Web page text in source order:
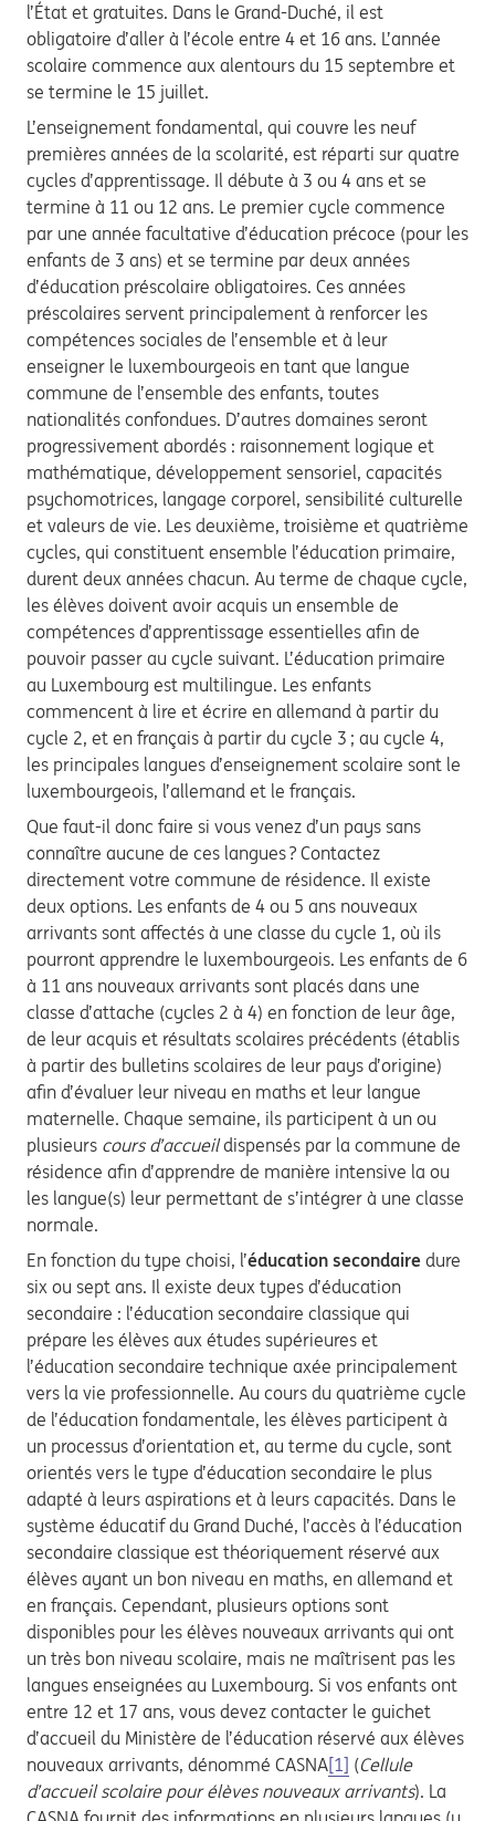
l’État et gratuites. Dans le Grand-Duché, il est
obligatoire d’aller à l’école entre 4 et 16 ans. L’année
scolaire commence aux alentours du 15 septembre et
se termine le 15 juillet.
L’enseignement fondamental, qui couvre les neuf
premières années de la scolarité, est réparti sur quatre
cycles d’apprentissage. Il débute à 3 ou 4 ans et se
termine à 11 ou 12 ans. Le premier cycle commence
par une année facultative d’éducation précoce (pour les
enfants de 3 ans) et se termine par deux années
d’éducation préscolaire obligatoires. Ces années
préscolaires servent principalement à renforcer les
compétences sociales de l’ensemble et à leur
enseigner le luxembourgeois en tant que langue
commune de l’ensemble des enfants, toutes
nationalités confondues. D’autres domaines seront
progressivement abordés : raisonnement logique et
mathématique, développement sensoriel, capacités
psychomotrices, langage corporel, sensibilité culturelle
et valeurs de vie. Les deuxième, troisième et quatrième
cycles, qui constituent ensemble l’éducation primaire,
durent deux années chacun. Au terme de chaque cycle,
les élèves doivent avoir acquis un ensemble de
compétences d’apprentissage essentielles afin de
pouvoir passer au cycle suivant. L’éducation primaire
au Luxembourg est multilingue. Les enfants
commencent à lire et écrire en allemand à partir du
cycle 2, et en français à partir du cycle 3 ; au cycle 4,
les principales langues d’enseignement scolaire sont le
luxembourgeois, l’allemand et le français.
Que faut-il donc faire si vous venez d’un pays sans
connaître aucune de ces langues ? Contactez
directement votre commune de résidence. Il existe
deux options. Les enfants de 4 ou 5 ans nouveaux
arrivants sont affectés à une classe du cycle 1, où ils
pourront apprendre le luxembourgeois. Les enfants de 6
à 11 ans nouveaux arrivants sont placés dans une
classe d’attache (cycles 2 à 4) en fonction de leur âge,
de leur acquis et résultats scolaires précédents (établis
à partir des bulletins scolaires de leur pays d’origine)
afin d’évaluer leur niveau en maths et leur langue
maternelle. Chaque semaine, ils participent à un ou
plusieurs cours d’accueildispensés par la commune de
résidence afin d’apprendre de manière intensive la ou
les langue(s) leur permettant de s’intégrer à une classe
normale.
En fonction du type choisi, l’éducation secondaire dure
six ou sept ans. Il existe deux types d’éducation
secondaire : l’éducation secondaire classique qui
prépare les élèves aux études supérieures et
l’éducation secondaire technique axée principalement
vers la vie professionnelle. Au cours du quatrième cycle
de l’éducation fondamentale, les élèves participent à
un processus d’orientation et, au terme du cycle, sont
orientés vers le type d’éducation secondaire le plus
adapté à leurs aspirations et à leurs capacités. Dans le
système éducatif du Grand Duché, l’accès à l’éducation
secondaire classique est théoriquement réservé aux
élèves ayant un bon niveau en maths, en allemand et
en français. Cependant, plusieurs options sont
disponibles pour les élèves nouveaux arrivants qui ont
un très bon niveau scolaire, mais ne maîtrisent pas les
langues enseignées au Luxembourg. Si vos enfants ont
entre 12 et 17 ans, vous devez contacter le guichet
d’accueil du Ministère de l’éducation réservé aux élèves
nouveaux arrivants, dénommé CASNA[1] (Cellule
d’accueil scolaire pour élèves nouveaux arrivants). La